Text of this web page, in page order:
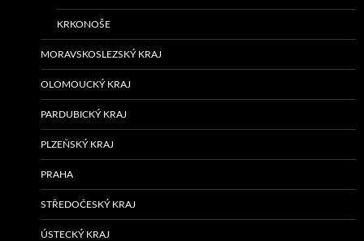
KRKONOŠE
MORAVSKOSLEZSKÝ KRAJ
OLOMOUCKÝ KRAJ
PARDUBICKÝ KRAJ
PLZEŇSKÝ KRAJ
PRAHA
STŘEDOČESKÝ KRAJ
ÚSTECKÝ KRAJ